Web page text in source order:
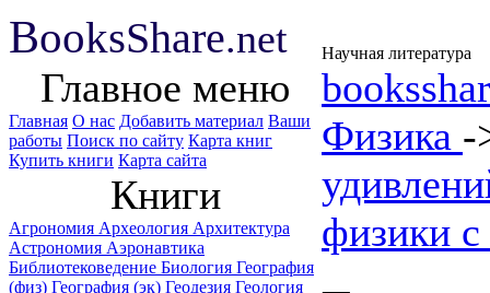
BooksShare.net Научная литература
Главное меню
Главная О нас Добавить материал Ваши
работы Поиск по сайту Карта книг
Купить книги Карта сайта
Книги
Агрономия Археология Архитектура
Астрономия Аэронавтика
Библиотековедение Биология География
(физ) География (эк) Геодезия Геология
Физика -
физики